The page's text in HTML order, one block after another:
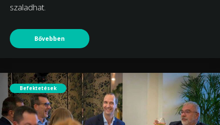
szaladhat.
Bővebben
Befektetések